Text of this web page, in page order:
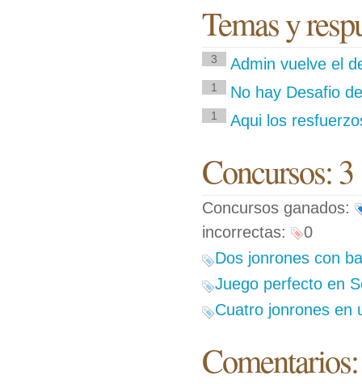
Temas y
3 Admin vuelve el
1 No hay Desafio
1 Aqui los
Concursos: 3
Concursos ganados:
incorrectas:
0
Dos jonrones con
Juego perfecto en
Cuatro jonrones en